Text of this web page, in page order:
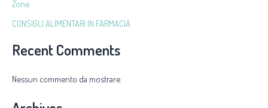
Zone
CONSIGLI ALIMENTARI IN FARMACIA
Recent Comments
Nessun commento da mostrare.